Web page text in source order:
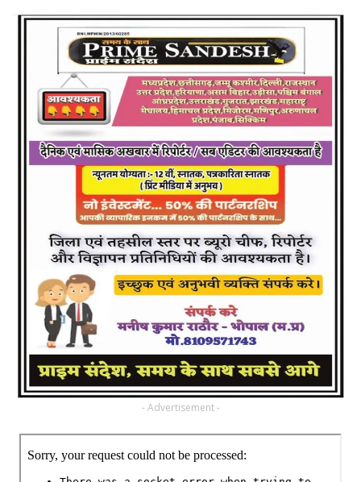
- Advertisement -